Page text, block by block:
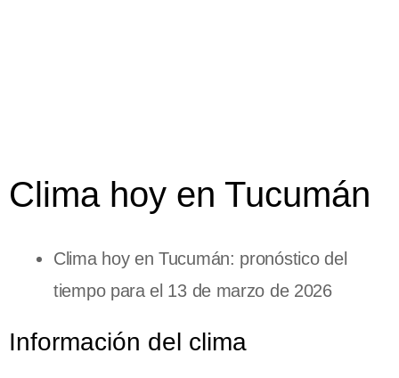
Clima hoy en Tucumán
Clima hoy en Tucumán: pronóstico del
tiempo para el 13 de marzo de 2026
Información del clima